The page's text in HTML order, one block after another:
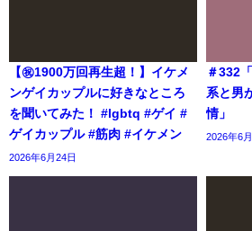
【㊗️1900万回再生超！】イケメ
ンゲイカップルに好きなところ
を聞いてみた！ #lgbtq #ゲイ #
ゲイカップル #筋肉 #イケメン
2026年6月24日
＃332
系と男
情」
2026年6